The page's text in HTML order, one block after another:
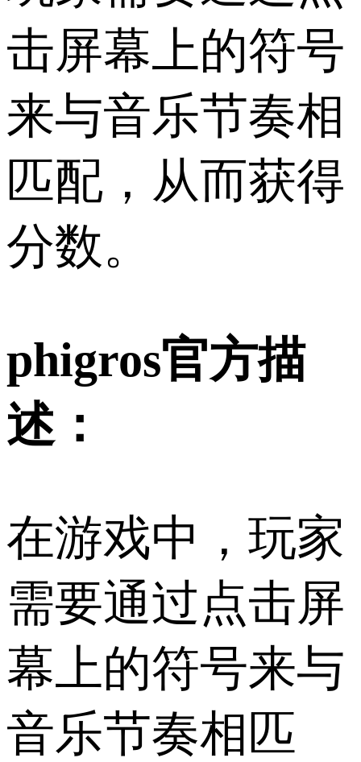
击屏幕上的符号
来与音乐节奏相
匹配，从而获得
分数。
phigros官方描
述：
在游戏中，玩家
需要通过点击屏
幕上的符号来与
音乐节奏相匹